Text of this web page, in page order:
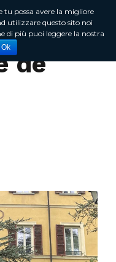
de
tu possa avere la migliore
utilizzare questo sito noi
di più puoi leggere la nostra
Ok